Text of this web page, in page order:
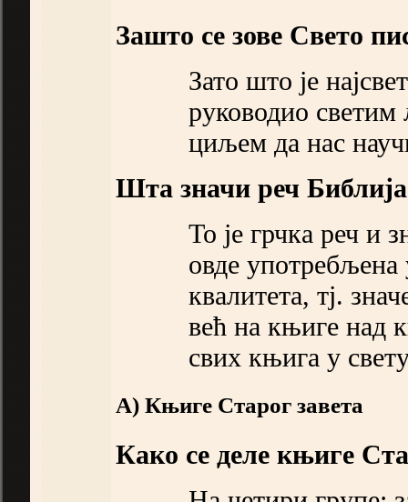
Зашто се зове Свето
Зато што је
руководио
циљем да нас
Шта значи реч
То је грчка реч и
овде
квалитета, тј.
већ на књиге над
свих књига у
А) Књиге Старог завета
Како се деле књиге